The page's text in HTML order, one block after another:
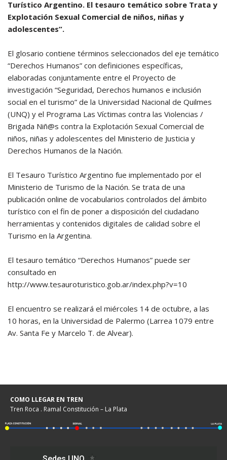
Turístico Argentino. El tesauro temático sobre Trata y
Explotación Sexual Comercial de niños, niñas y
adolescentes”.
El glosario contiene términos seleccionados del eje temático
“Derechos Humanos” con definiciones específicas,
elaboradas conjuntamente entre el Proyecto de
investigación “Seguridad, Derechos humanos e inclusión
social en el turismo” de la Universidad Nacional de Quilmes
(UNQ) y el Programa Las Víctimas contra las Violencias /
Brigada Niñ@s contra la Explotación Sexual Comercial de
niños, niñas y adolescentes del Ministerio de Justicia y
Derechos Humanos de la Nación.
El Tesauro Turístico Argentino fue implementado por el
Ministerio de Turismo de la Nación. Se trata de una
publicación online de vocabularios controlados del ámbito
turístico con el fin de poner a disposición del ciudadano
herramientas y contenidos digitales de calidad sobre el
Turismo en la Argentina.
El tesauro temático “Derechos Humanos” puede ser
consultado en
http://www.tesauroturistico.gob.ar/index.php?v=10
El encuentro se realizará el miércoles 14 de octubre, a las
10 horas, en la Universidad de Palermo (Larrea 1079 entre
Av. Santa Fe y Marcelo T. de Alvear).
COMO LLEGAR EN TREN
Tren Roca . Ramal Constitución – La Plata